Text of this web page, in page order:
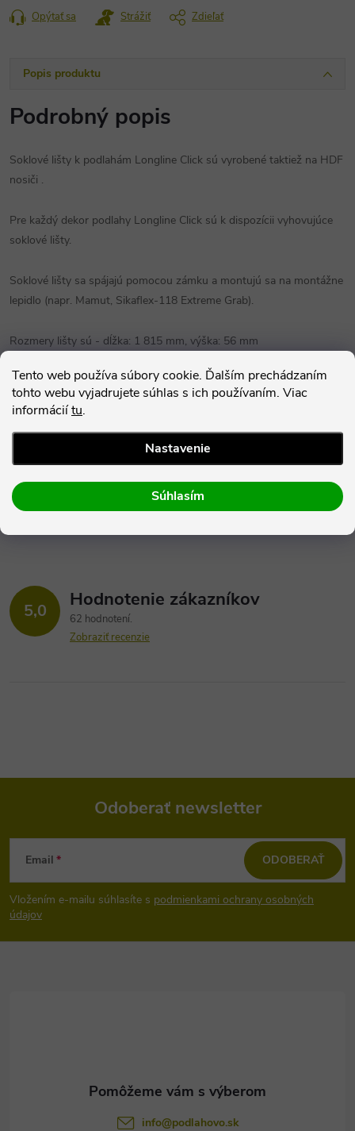
Tento web používa súbory cookie. Ďalším prechádzaním
tohto webu vyjadrujete súhlas s ich používaním. Viac
informáciítu.
Nastavenie
Súhlasím
Opýtať sa Strážiť Zdieľať
Popis produktu
Podrobný popis
Soklové lišty k podlahám Longline Click sú vyrobené taktiež na HDF
nosiči .
Pre každý dekor podlahy Longline Click sú k dispozícii vyhovujúce
soklové lišty.
Soklové lišty sa spájajú pomocou zámku a montujú sa na montážne
lepidlo (napr. Mamut, Sikaflex-118 Extreme Grab).
Rozmery lišty sú - dĺžka: 1 815 mm, výška: 56 mm
Parametre produktu
Diskusia
5,0 Hodnotenie zákazníkov
62 hodnotení
Zobraziť recenzie
Z
á
p
Odoberať newsletter
Email
Vložením e-mailu súhlasíte s podmienkami ochrany osobných
údajov
ODOBERAŤ
info@podlahovo.sk